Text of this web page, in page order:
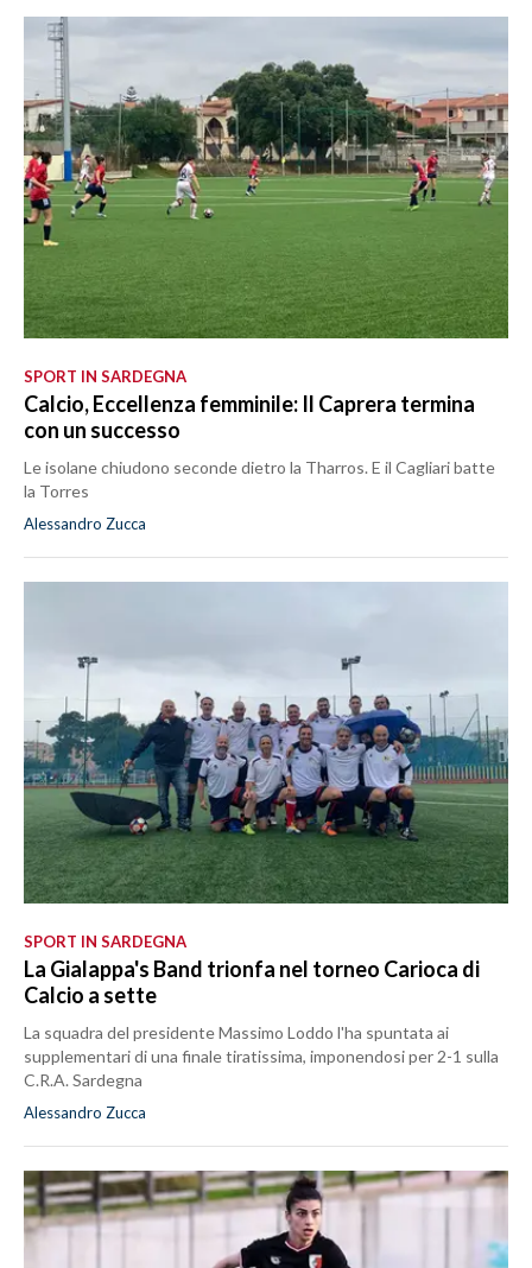
SPORT IN SARDEGNA
Calcio, Eccellenza femminile: Il Caprera termina
con un successo
Le isolane chiudono seconde dietro la Tharros. E il Cagliari batte
la Torres
Alessandro Zucca
SPORT IN SARDEGNA
La Gialappa's Band trionfa nel torneo Carioca di
Calcio a sette
La squadra del presidente Massimo Loddo l'ha spuntata ai
supplementari di una finale tiratissima, imponendosi per 2-1 sulla
C.R.A. Sardegna
Alessandro Zucca